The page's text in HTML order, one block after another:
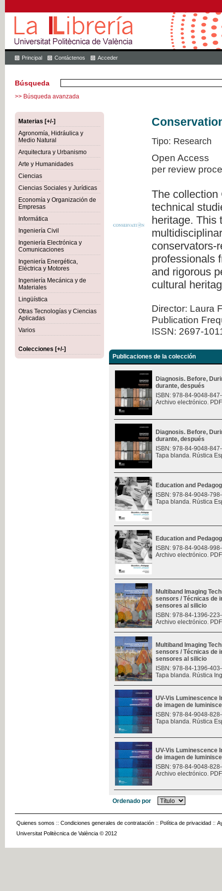
Principal Contáctenos Acceder
Búsqueda
>> Búsqueda avanzada
Materias [+/-]
Agronomía, Hidráulica y
Medio Natural
Arquitectura y Urbanismo
Arte y Humanidades
Ciencias
Ciencias Sociales y Jurídicas
Economía y Organización de
Empresas
Informática
Ingeniería Civil
Ingeniería Electrónica y
Comunicaciones
Ingeniería Energética,
Eléctrica y Motores
Ingeniería Mecánica y de
Materiales
Lingüística
Otras Tecnologías y Ciencias
Aplicadas
Varios
Colecciones [+/-]
Tipo: Research
Open Access
per review
The collection
technical
heritage. This
conservators-
professionals
and rigorous
cultural
Director: Laura
Publication
ISSN: 2697-
Publicaciones de la colección
Diagnosis. Before,
durante, después
ISBN: 978-84-9048-
Archivo electrónico.
Diagnosis. Before,
durante, después
ISBN: 978-84-9048-
Tapa blanda. Rústica
Education and
ISBN: 978-84-9048-
Tapa blanda. Rústica
Education and
ISBN: 978-84-9048-
Archivo electrónico.
Multiband Imaging
sensors / Técnicas de
sensores al silicio
ISBN: 978-84-1396-
Archivo electrónico.
Multiband Imaging
sensors / Técnicas de
sensores al silicio
ISBN: 978-84-1396-
Tapa blanda. Rústica
UV-Vis Luminescence
de imagen de
ISBN: 978-84-9048-
Tapa blanda. Rústica
UV-Vis Luminescence
de imagen de
ISBN: 978-84-9048-
Archivo electrónico.
Ordenado por
Quienes somos :: Condiciones generales de contratación :: Política de privacidad ::
Universitat Politècnica de València © 2012